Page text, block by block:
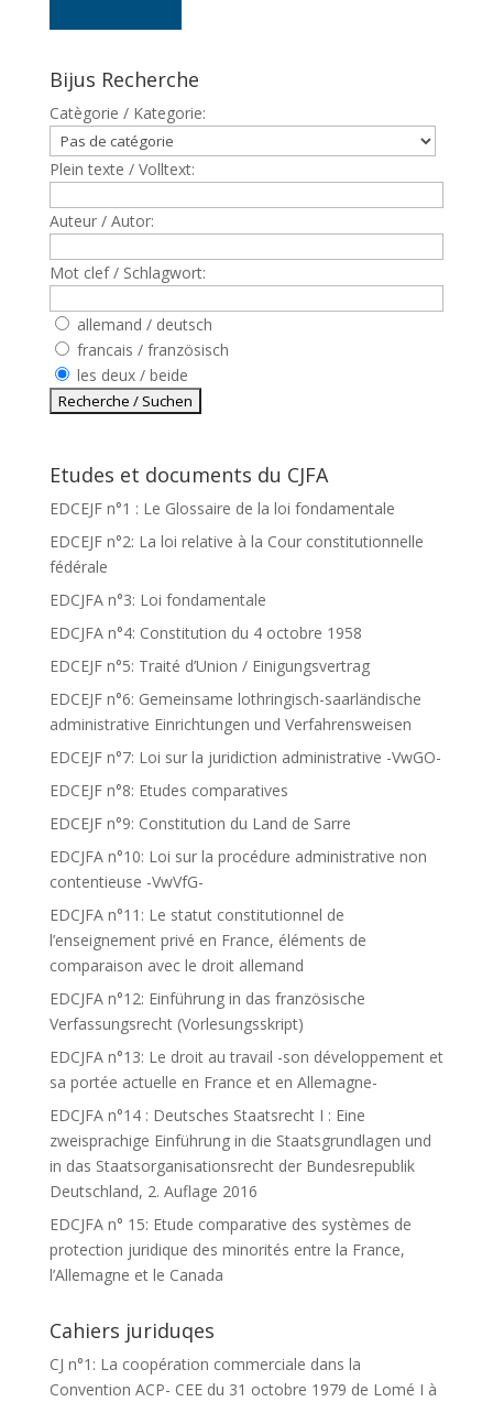
Bijus Recherche
Catègorie / Kategorie:
Plein texte / Volltext:
Auteur / Autor:
Mot clef / Schlagwort:
allemand / deutsch
francais / französisch
les deux / beide
Etudes et documents du CJFA
EDCEJF n°1 : Le Glossaire de la loi fondamentale
EDCEJF n°2: La loi relative à la Cour constitutionnelle
fédérale
EDCJFA n°3: Loi fondamentale
EDCJFA n°4: Constitution du 4 octobre 1958
EDCEJF n°5: Traité d’Union / Einigungsvertrag
EDCEJF n°6: Gemeinsame lothringisch-saarländische
administrative Einrichtungen und Verfahrensweisen
EDCEJF n°7: Loi sur la juridiction administrative -VwGO-
EDCEJF n°8: Etudes comparatives
EDCEJF n°9: Constitution du Land de Sarre
EDCJFA n°10: Loi sur la procédure administrative non
contentieuse -VwVfG-
EDCJFA n°11: Le statut constitutionnel de
l’enseignement privé en France, éléments de
comparaison avec le droit allemand
EDCJFA n°12: Einführung in das französische
Verfassungsrecht (Vorlesungsskript)
EDCJFA n°13: Le droit au travail -son développement et
sa portée actuelle en France et en Allemagne-
EDCJFA n°14 : Deutsches Staatsrecht I : Eine
zweisprachige Einführung in die Staatsgrundlagen und
in das Staatsorganisationsrecht der Bundesrepublik
Deutschland, 2. Auflage 2016
EDCJFA n° 15: Etude comparative des systèmes de
protection juridique des minorités entre la France,
l’Allemagne et le Canada
Cahiers juriduqes
CJ n°1: La coopération commerciale dans la
Convention ACP- CEE du 31 octobre 1979 de Lomé I à